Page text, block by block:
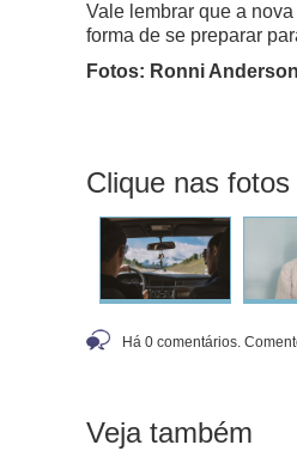
Vale lembrar que a
forma de se preparar
Fotos: Ronni
Clique nas
Há 0 comentários.
Veja também